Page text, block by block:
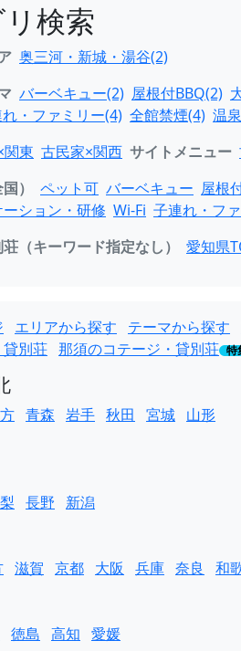
検索
奥三河・新城・湯谷(2)
バーベキュー(2) 屋根付BBQ(2)
・ファミリー(4) 全館禁煙(4) 温
関東 古民家×関西 サイトメニュー
）
ペット可 バーベキュー 屋根
ション・研修 Wi-Fi 子連れ・フ
（キーワード指定なし）
愛知県
エリアから探す テーマから探す
別荘 那須のコテージ・貸別荘 特
青森 岩手 秋田 宮城 山形
長野 新潟
滋賀 京都 大阪 兵庫 奈良 和
徳島 高知 愛媛